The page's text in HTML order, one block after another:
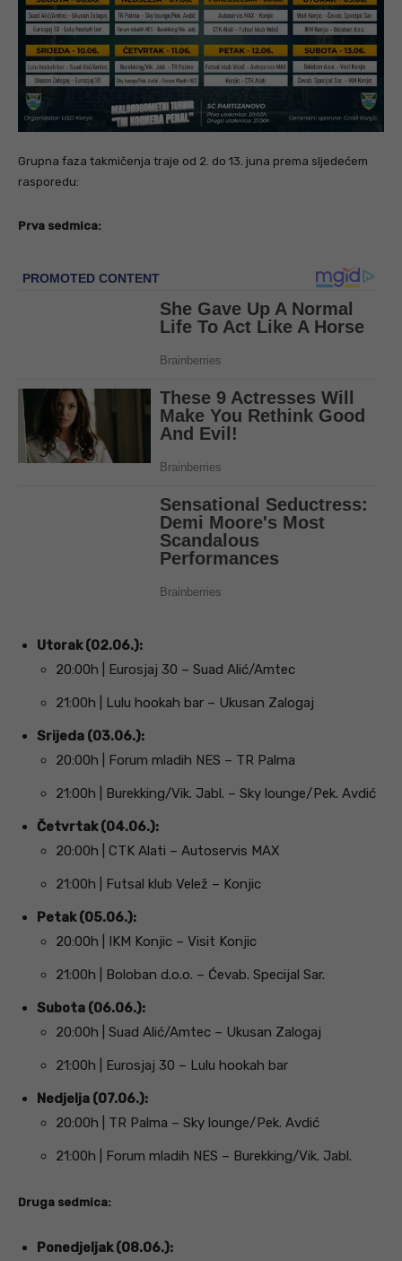
Grupna faza takmičenja traje od 2. do 13. juna prema sljedećem
rasporedu:
Prva sedmica:
Utorak (02.06.):
20:00h | Eurosjaj 30 – Suad Alić/Amtec
21:00h | Lulu hookah bar – Ukusan Zalogaj
Srijeda (03.06.):
20:00h | Forum mladih NES – TR Palma
21:00h | Burekking/Vik. Jabl. – Sky lounge/Pek. Avdić
Četvrtak (04.06.):
20:00h | CTK Alati – Autoservis MAX
21:00h | Futsal klub Velež – Konjic
Petak (05.06.):
20:00h | IKM Konjic – Visit Konjic
21:00h | Boloban d.o.o. – Ćevab. Specijal Sar.
Subota (06.06.):
20:00h | Suad Alić/Amtec – Ukusan Zalogaj
21:00h | Eurosjaj 30 – Lulu hookah bar
Nedjelja (07.06.):
20:00h | TR Palma – Sky lounge/Pek. Avdić
21:00h | Forum mladih NES – Burekking/Vik. Jabl.
Druga sedmica:
Ponedjeljak (08.06.):